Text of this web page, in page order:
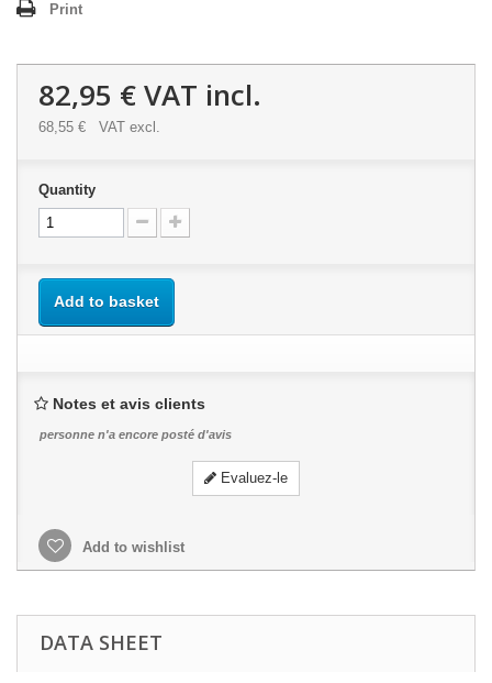
Print
82,95 €VAT incl.
68,55 € VAT excl.
Quantity
Add to basket
Notes et avis clients
personne n'a encore posté d'avis
Evaluez-le
Add to wishlist
DATA SHEET